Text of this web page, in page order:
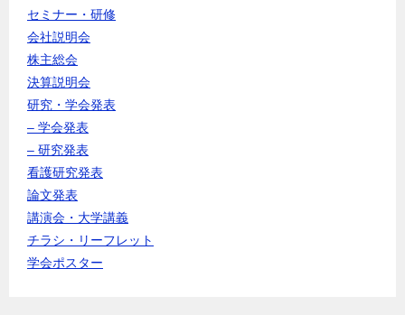
セミナー・研修
会社説明会
株主総会
決算説明会
研究・学会発表
– 学会発表
– 研究発表
看護研究発表
論文発表
講演会・大学講義
チラシ・リーフレット
学会ポスター